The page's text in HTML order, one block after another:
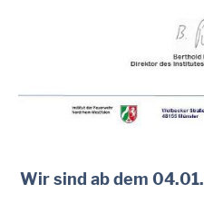
Wir sind ab dem